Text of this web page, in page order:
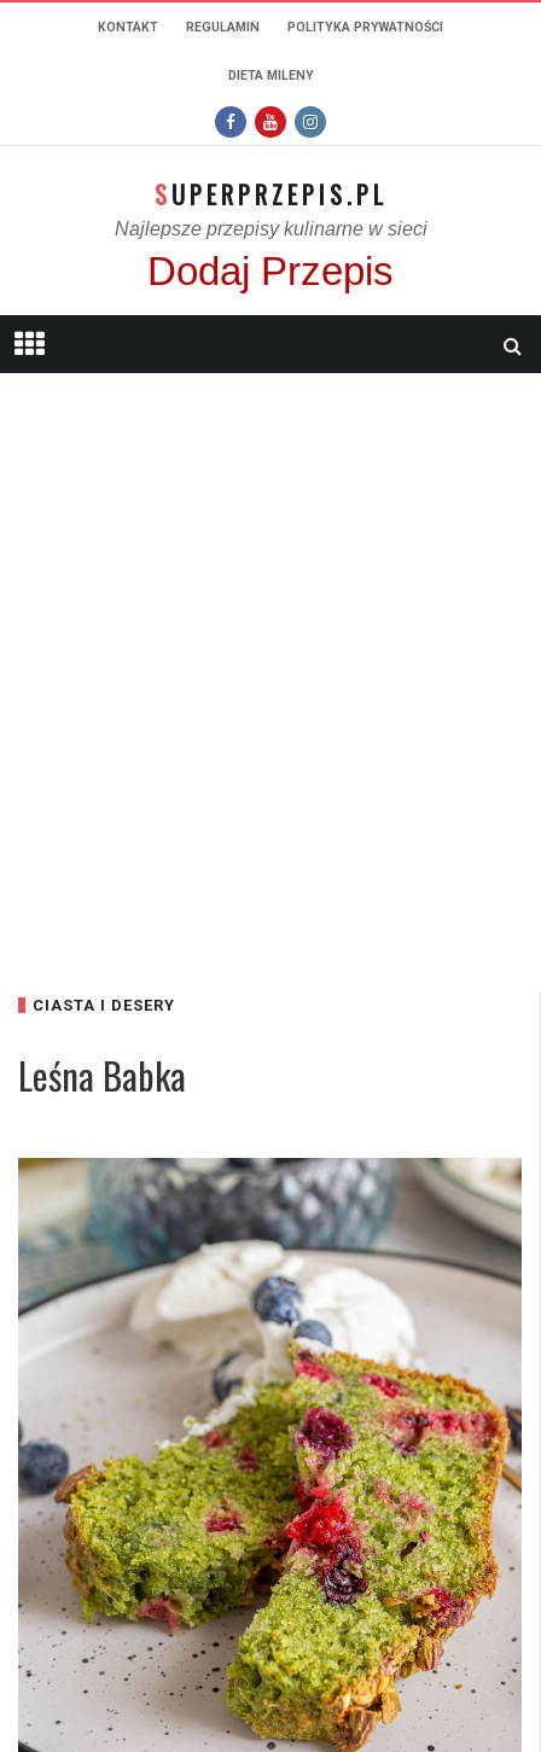
KONTAKT REGULAMIN POLITYKA PRYWATNOŚCI
DIETA MILENY
SUPERPRZEPIS.PL
Najlepsze przepisy kulinarne w sieci
Dodaj Przepis
CIASTA I DESERY
Leśna Babka